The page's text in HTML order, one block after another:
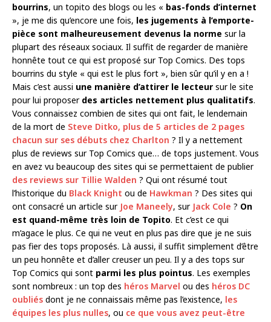
bourrins, un topito des blogs ou les « bas-fonds d’internet
», je me dis qu’encore une fois, les jugements à l’emporte-
pièce sont malheureusement devenus la norme sur la
plupart des réseaux sociaux. Il suffit de regarder de manière
honnête tout ce qui est proposé sur Top Comics. Des tops
bourrins du style « qui est le plus fort », bien sûr qu’il y en a !
Mais c’est aussi une manière d’attirer le lecteur sur le site
pour lui proposer des articles nettement plus qualitatifs.
Vous connaissez combien de sites qui ont fait, le lendemain
de la mort de Steve Ditko, plus de 5 articles de 2 pages
chacun sur ses débuts chez Charlton ? Il y a nettement
plus de reviews sur Top Comics que… de tops justement. Vous
en avez vu beaucoup des sites qui se permettaient de publier
des reviews sur Tillie Walden ? Qui ont résumé tout
l’historique du Black Knight ou de Hawkman ? Des sites qui
ont consacré un article sur Joe Maneely, sur Jack Cole ? On
est quand-même très loin de Topito. Et c’est ce qui
m’agace le plus. Ce qui ne veut en plus pas dire que je ne suis
pas fier des tops proposés. Là aussi, il suffit simplement d’être
un peu honnête et d’aller creuser un peu. Il y a des tops sur
Top Comics qui sont parmi les plus pointus. Les exemples
sont nombreux : un top des héros Marvel ou des héros DC
oubliés dont je ne connaissais même pas l’existence, les
équipes les plus nulles, ou ce que vous avez peut-être